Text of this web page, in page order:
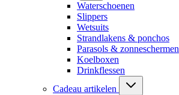
Waterschoenen
Slippers
Wetsuits
Strandlakens & ponchos
Parasols & zonneschermen
Koelboxen
Drinkflessen
Cadeau artikelen